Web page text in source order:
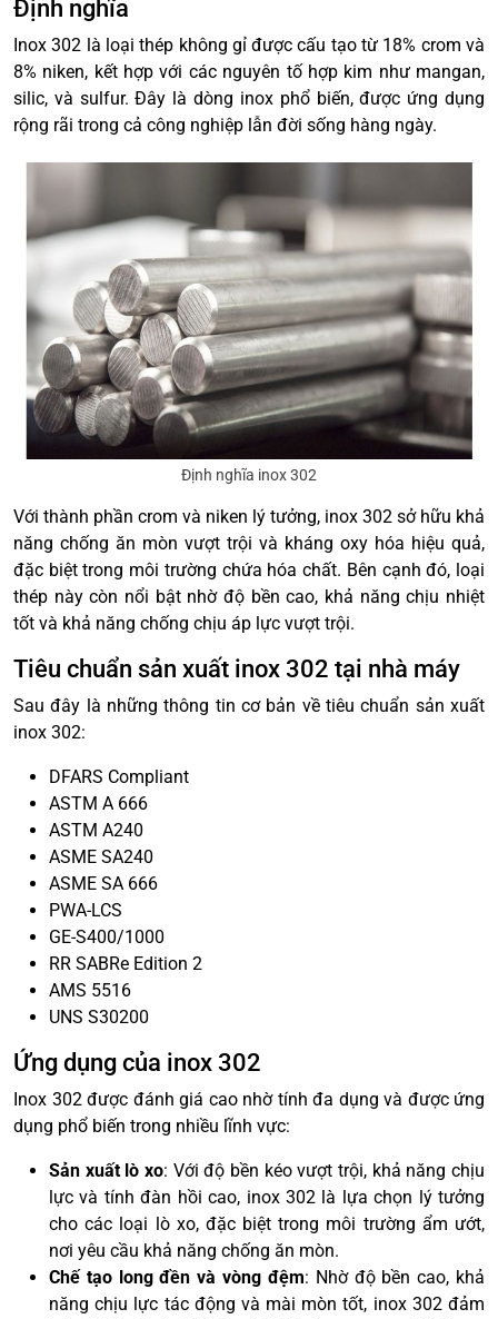
Định nghĩa
Inox 302 là loại thép không gỉ được cấu tạo từ 18% crom và
8% niken, kết hợp với các nguyên tố hợp kim như mangan,
silic, và sulfur. Đây là dòng inox phổ biến, được ứng dụng
rộng rãi trong cả công nghiệp lẫn đời sống hàng ngày.
Định nghĩa inox 302
Với thành phần crom và niken lý tưởng, inox 302 sở hữu khả
năng chống ăn mòn vượt trội và kháng oxy hóa hiệu quả,
đặc biệt trong môi trường chứa hóa chất. Bên cạnh đó, loại
thép này còn nổi bật nhờ độ bền cao, khả năng chịu nhiệt
tốt và khả năng chống chịu áp lực vượt trội.
Tiêu chuẩn sản xuất inox 302 tại nhà máy
Sau đây là những thông tin cơ bản về tiêu chuẩn sản xuất
inox 302:
DFARS Compliant
ASTM A 666
ASTM A240
ASME SA240
ASME SA 666
PWA-LCS
GE-S400/1000
RR SABRe Edition 2
AMS 5516
UNS S30200
Ứng dụng của inox 302
Inox 302 được đánh giá cao nhờ tính đa dụng và được ứng
dụng phổ biến trong nhiều lĩnh vực:
Sản xuất lò xo: Với độ bền kéo vượt trội, khả năng chịu
lực và tính đàn hồi cao, inox 302 là lựa chọn lý tưởng
cho các loại lò xo, đặc biệt trong môi trường ẩm ướt,
nơi yêu cầu khả năng chống ăn mòn.
Chế tạo long đền và vòng đệm: Nhờ độ bền cao, khả
năng chịu lực tác động và mài mòn tốt, inox 302 đảm